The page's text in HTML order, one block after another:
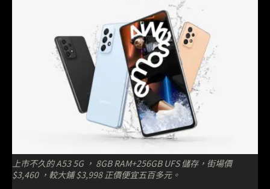
上市不久的 A53 5G ， 8GB RAM+256GB UFS 儲存，街場價
$3,460 ，較大鋪 $3,998 正價便宜五百多元。